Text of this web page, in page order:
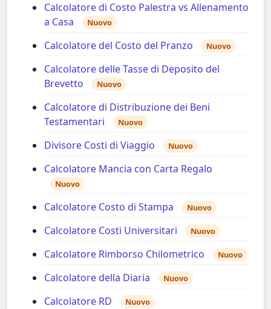
Calcolatore di Costo Palestra vs Allenamento
a Casa
Nuovo
Calcolatore del Costo del Pranzo Nuovo
Calcolatore delle Tasse di Deposito del
Brevetto
Nuovo
Calcolatore di Distribuzione dei Beni
Testamentari
Nuovo
Divisore Costi di Viaggio Nuovo
Calcolatore Mancia con Carta Regalo
Nuovo
Calcolatore Costo di Stampa Nuovo
Calcolatore Costi Universitari Nuovo
Calcolatore Rimborso Chilometrico Nuovo
Calcolatore della Diaria Nuovo
Calcolatore RD Nuovo